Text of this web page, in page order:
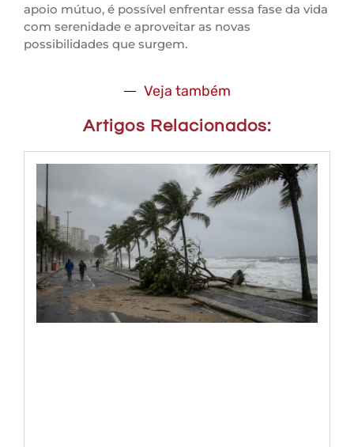
apoio mútuo, é possível enfrentar essa fase da vida
com serenidade e aproveitar as novas
possibilidades que surgem.
Veja também
Artigos Relacionados: